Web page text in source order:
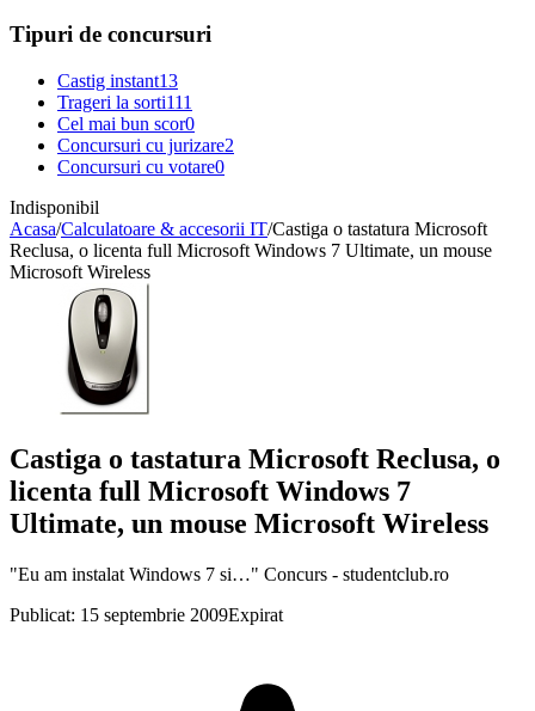
Tipuri de concursuri
Castig instant13
Trageri la sorti111
Cel mai bun scor0
Concursuri cu jurizare2
Concursuri cu votare0
Indisponibil
Acasa/Calculatoare & accesorii IT/Castiga o tastatura Microsoft
Reclusa, o licenta full Microsoft Windows 7 Ultimate, un mouse
Microsoft Wireless
Castiga o tastatura Microsoft Reclusa, o
licenta full Microsoft Windows 7
Ultimate, un mouse Microsoft Wireless
"Eu am instalat Windows 7 si…" Concurs - studentclub.ro
Publicat: 15 septembrie 2009Expirat